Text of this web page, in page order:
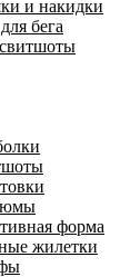
и накидки
бега
форма
жилетки